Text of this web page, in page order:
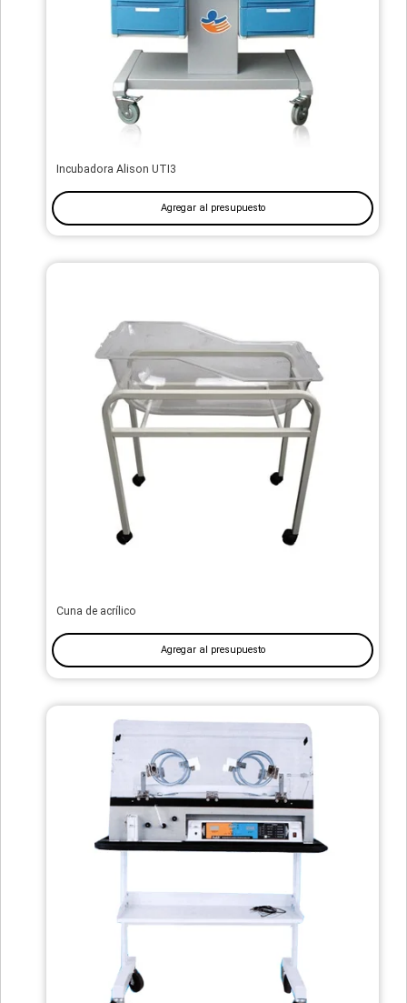
Incubadora Alison UTI3
Agregar al presupuesto
Cuna de acrílico
Agregar al presupuesto